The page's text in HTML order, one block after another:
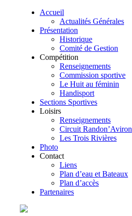
Accueil
Actualités Générales
Présentation
Historique
Comité de Gestion
Compétition
Renseignements
Commission sportive
Le Huit au féminin
Handisport
Sections Sportives
Loisirs
Renseignements
Circuit Randon’Aviron
Les Trois Rivières
Photo
Contact
Liens
Plan d’eau et Bateaux
Plan d’accès
Partenaires